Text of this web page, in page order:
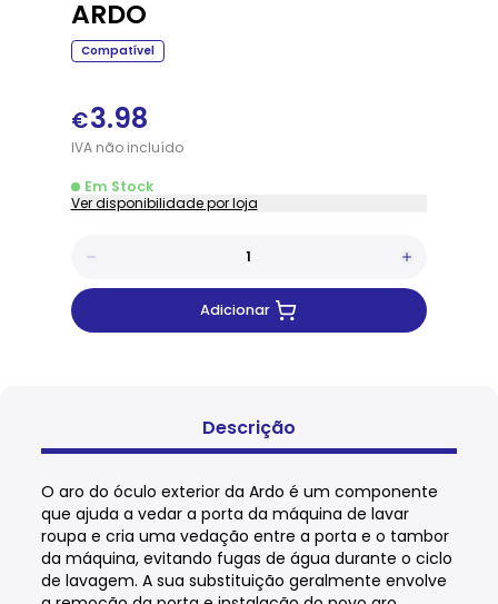
ARDO
Compatível
€3.98
IVAnãoincluído
Em Stock
Ver disponibilidade por loja
Adicionar
Descrição
O aro do óculo exterior da Ardo é um componente
que ajuda a vedar a porta da máquina de lavar
roupa e cria uma vedação entre a porta e o tambor
da máquina, evitando fugas de água durante o ciclo
de lavagem. A sua substituição geralmente envolve